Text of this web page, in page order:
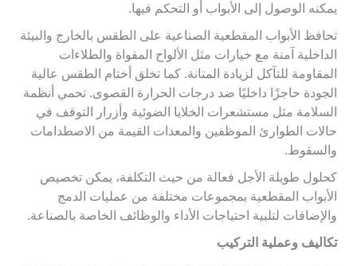
يمكنه الوصول إلى الأبواب أو التحكم فيها.
تحافظ الأبواب المقطعية الصناعية على الطقس بالخارج والبيئة
الداخلية آمنة مع خيارات مثل الألواح المقواة والطلاءات
المقاومة للتآكل لزيادة المتانة. كما تخلق أختام الطقس عالية
الجودة حاجزًا داخليًا ضد درجات الحرارة القصوى. تحمي أنظمة
السلامة مثل مستشعرات الخلايا الضوئية وأزرار التوقف في
حالات الطوارئ الموظفين والمعدات القيمة من الاصطدامات
والسقوط.
كحلول طويلة الأجل فعالة من حيث التكلفة، يمكن تخصيص
الأبواب المقطعية بمجموعات مختلفة من عمليات الدمج
والإضافات لتلبية احتياجات الأداء والوظائف الخاصة بالصناعة.
تكاليف وعملية التركيب